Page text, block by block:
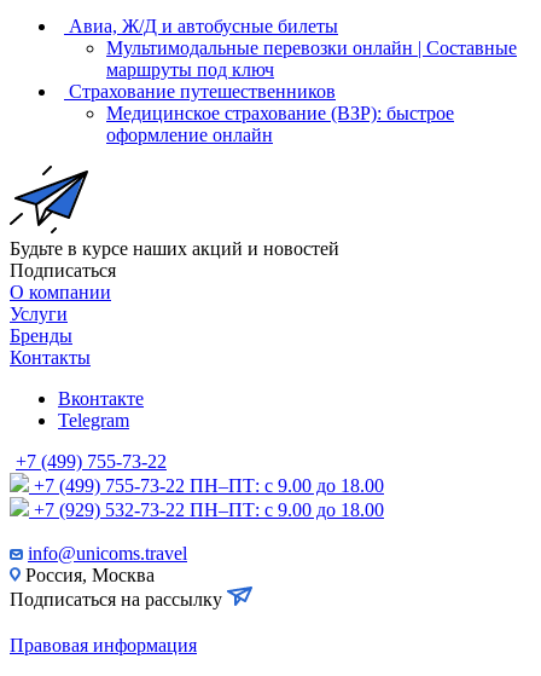
Авиа, Ж/Д и автобусные билеты
Мультимодальные перевозки онлайн | Составные
маршруты под ключ
Страхование путешественников
Медицинское страхование (ВЗР): быстрое
оформление онлайн
Будьте в курсе наших акций и новостей
Подписаться
О компании
Услуги
Бренды
Контакты
Вконтакте
Telegram
+7 (499) 755-73-22
+7 (499) 755-73-22 ПН–ПТ: с 9.00 до 18.00
+7 (929) 532-73-22 ПН–ПТ: с 9.00 до 18.00
info@unicoms.travel
Россия, Москва
Подписаться на рассылку
Правовая информация